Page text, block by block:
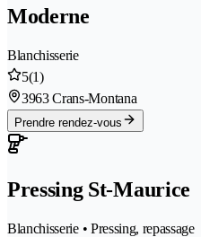
Moderne
Blanchisserie
5(1)
3963 Crans-Montana
Prendre rendez-vous
Pressing St-Maurice
Blanchisserie • Pressing, repassage